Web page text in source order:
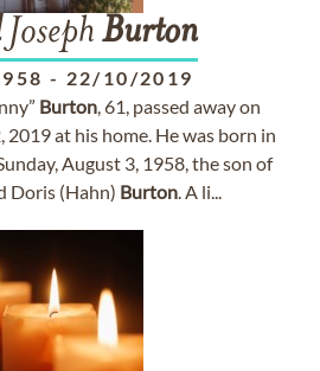
Joseph Burton
- 22/10/2019
Burton, 61, passed away on
2019 at his home. He was born in
August 3, 1958, the son of
Doris (Hahn) Burton. A li...